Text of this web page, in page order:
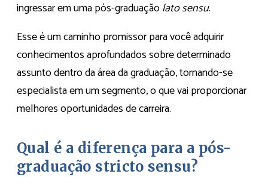
ingressar em uma pós-graduaçãolato sensu.
Esse é um caminho promissor para você adquirir
conhecimentos aprofundados sobre determinado
assunto dentro da área da graduação, tornando-se
especialista em um segmento, o que vai proporcionar
melhores oportunidades de carreira.
Qual é a diferença para a pós-
graduação stricto sensu?